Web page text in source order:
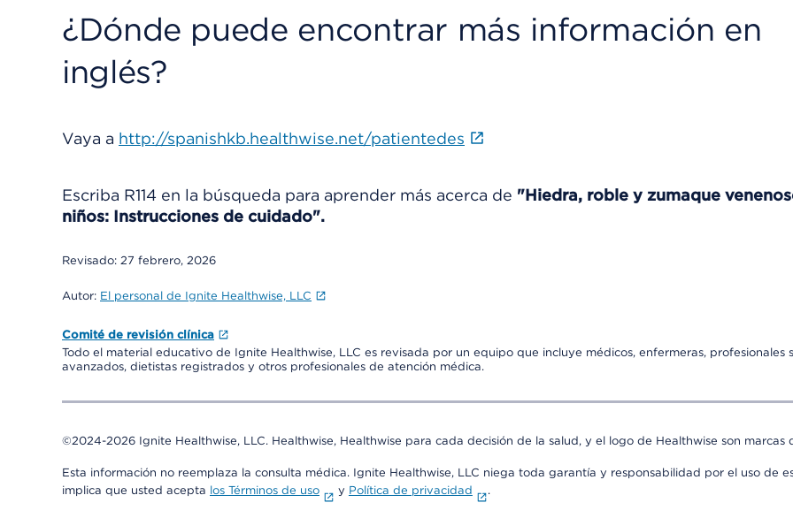
¿Dónde puede encontrar más información en
inglés?
Vaya a http://spanishkb.healthwise.net/patientedes
Escriba R114 en la búsqueda para aprender más acerca de "Hiedra, roble y zumaque
niños: Instrucciones de cuidado".
Revisado: 27 febrero, 2026
Autor: El personal de Ignite Healthwise, LLC
Comité de revisión clínica
Todo el material educativo de Ignite Healthwise, LLC es revisada por un equipo que incluye médicos, enfermeras, profesionales
avanzados, dietistas registrados y otros profesionales de atención médica.
©2024-2026 Ignite Healthwise, LLC. Healthwise, Healthwise para cada decisión de la salud, y el logo de Healthwise son
Esta información no reemplaza la consulta médica. Ignite Healthwise, LLC niega toda garantía y responsabilidad por el uso de
implica que usted acepta los Términos de uso y Política de privacidad .